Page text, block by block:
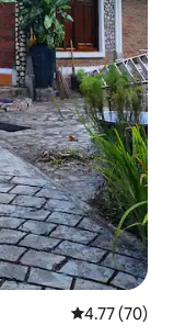
평점 4.77점
4.77 (70)